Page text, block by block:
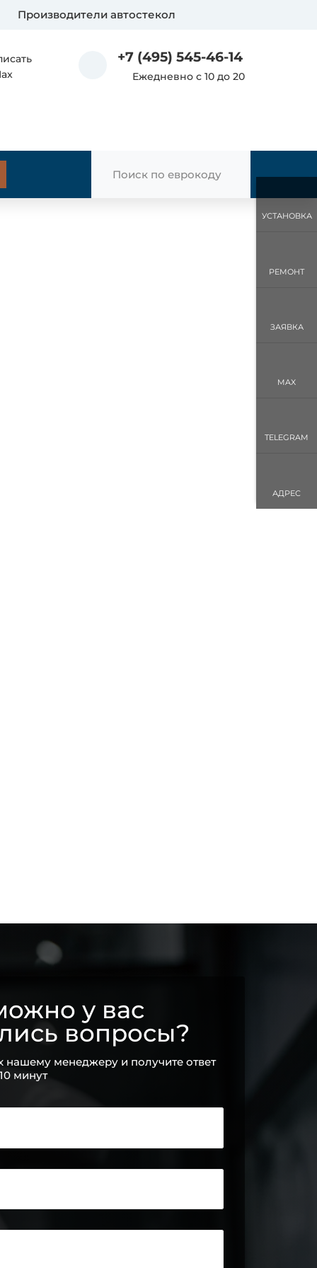
Производители автостекол
+7 (495) 545-46-14
Ежедневно с 10 до 20
у вас
вопросы?
нашему менеджеру и получите ответ
минут
УСТАНОВКА
РЕМОНТ
ЗАЯВКА
MAX
TELEGRAM
АДРЕС